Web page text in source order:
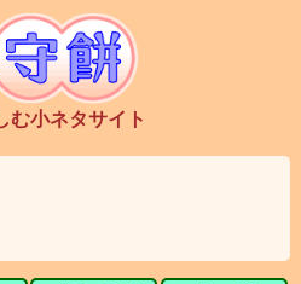
む小ネタサイト